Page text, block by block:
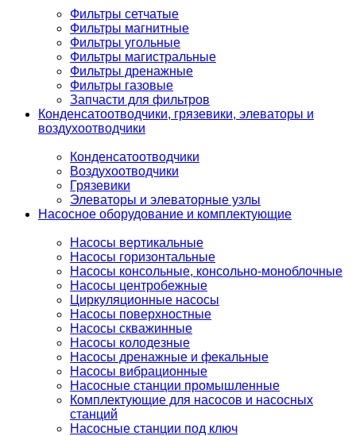
Фильтры сетчатые
Фильтры магнитные
Фильтры угольные
Фильтры магистральные
Фильтры дренажные
Фильтры газовые
Запчасти для фильтров
Конденсатоотводчики, грязевики, элеваторы и
воздухоотводчики
Конденсатоотводчики
Воздухоотводчики
Грязевики
Элеваторы и элеваторные узлы
Насосное оборудование и комплектующие
Насосы вертикальные
Насосы горизонтальные
Насосы консольные, консольно-моноблочные
Насосы центробежные
Циркуляционные насосы
Насосы поверхностные
Насосы скважинные
Насосы колодезные
Насосы дренажные и фекальные
Насосы вибрационные
Насосные станции промышленные
Комплектующие для насосов и насосных
станций
Насосные станции под ключ